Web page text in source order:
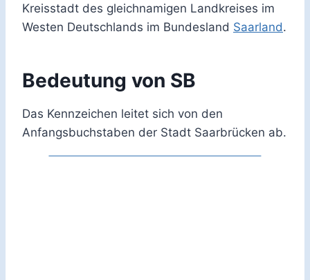
Kreisstadt des gleichnamigen Landkreises im
Westen Deutschlands im Bundesland Saarland.
Bedeutung von SB
Das Kennzeichen leitet sich von den
Anfangsbuchstaben der Stadt Saarbrücken ab.